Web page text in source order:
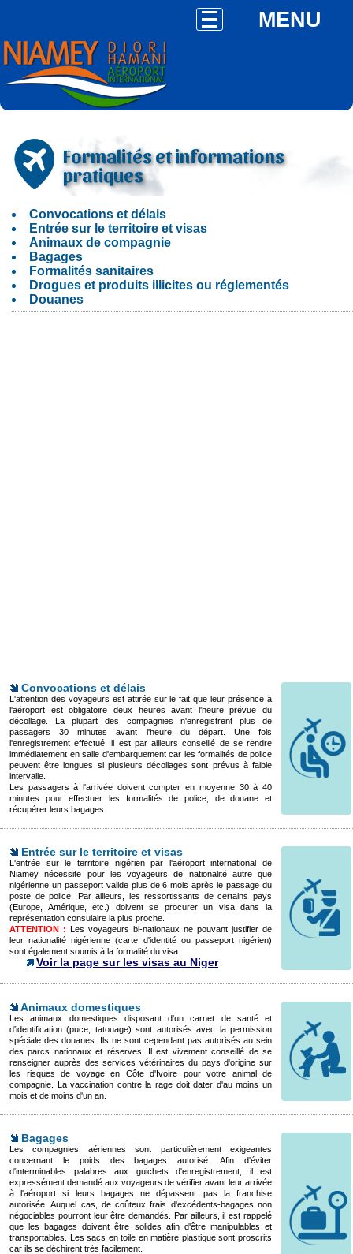
MENU
Formalités et informations
pratiques
Convocations et délais
Entrée sur le territoire et visas
Animaux de compagnie
Bagages
Formalités sanitaires
Drogues et produits illicites ou réglementés
Douanes
Convocations et délais
L'attention des voyageurs est attirée sur le fait que leur présence à
l'aéroport est obligatoire deux heures avant l'heure prévue du
décollage. La plupart des compagnies n'enregistrent plus de
passagers 30 minutes avant l'heure du départ. Une fois
l'enregistrement effectué, il est par ailleurs conseillé de se rendre
immédiatement en salle d'embarquement car les formalités de police
peuvent être longues si plusieurs décollages sont prévus à faible
intervalle.
Les passagers à l'arrivée doivent compter en moyenne 30 à 40
minutes pour effectuer les formalités de police, de douane et
récupérer leurs bagages.
Entrée sur le territoire et visas
L'entrée sur le territoire nigérien par l'aéroport international de
Niamey nécessite pour les voyageurs de nationalité autre que
nigérienne un passeport valide plus de 6 mois après le passage du
poste de police. Par ailleurs, les ressortissants de certains pays
(Europe, Amérique, etc.) doivent se procurer un visa dans la
représentation consulaire la plus proche.
ATTENTION : Les voyageurs bi-nationaux ne pouvant justifier de
leur nationalité nigérienne (carte d'identité ou passeport nigérien)
sont également soumis à la formalité du visa.
Voir la page sur les visas au Niger
Animaux domestiques
Les animaux domestiques disposant d'un carnet de santé et
d'identification (puce, tatouage) sont autorisés avec la permission
spéciale des douanes. Ils ne sont cependant pas autorisés au sein
des parcs nationaux et réserves. Il est vivement conseillé de se
renseigner auprès des services vétérinaires du pays d'origine sur
les risques de voyage en Côte d'Ivoire pour votre animal de
compagnie. La vaccination contre la rage doit dater d'au moins un
mois et de moins d'un an.
Bagages
Les compagnies aériennes sont particulièrement exigeantes
concernant le poids des bagages autorisé. Afin d'éviter
d'interminables palabres aux guichets d'enregistrement, il est
expressément demandé aux voyageurs de vérifier avant leur arrivée
à l'aéroport si leurs bagages ne dépassent pas la franchise
autorisée. Auquel cas, de coûteux frais d'excédents-bagages non
négociables pourront leur être demandés. Par ailleurs, il est rappelé
que les bagages doivent être solides afin d'être manipulables et
transportables. Les sacs en toile en matière plastique sont proscrits
car ils se déchirent très facilement.